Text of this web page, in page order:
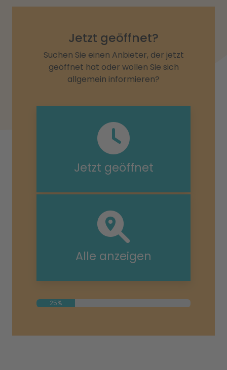
Jetzt geöffnet?
Suchen Sie einen Anbieter, der jetzt
geöffnet hat oder wollen Sie sich
allgemein informieren?
Jetzt geöffnet
Alle anzeigen
25%